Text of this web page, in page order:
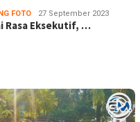
FOTO 27 September 2023
Rasa Eksekutif, …